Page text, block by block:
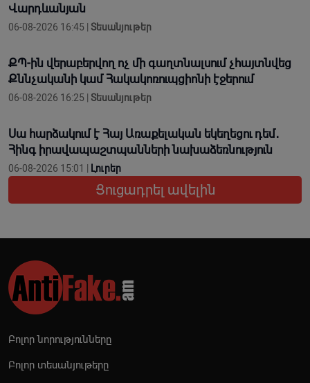
Վարդևանյան
06-08-2026 16:45 | Տեսանյութեր
ՔՊ-ին վերաբերվող ոչ մի գաղտնալսում չհայտնվեց
Քննչականի կամ Հակակոռուպցիոնի էջերում
06-08-2026 16:25 | Տեսանյութեր
Սա հարձակում է Հայ Առաքելական եկեղեցու դեմ․
Հինգ իրավապաշտպանների նախաձեռնություն
06-08-2026 15:01 | Լուրեր
Ցուցադրել ավելին
Բոլոր նորությունները
Բոլոր տեսանյութերը